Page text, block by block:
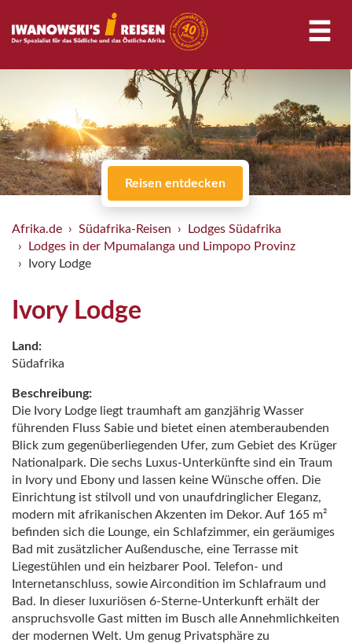
Reisen entdecken
Afrika.de Südafrika-Reisen
Lodges Südafrika
Lodges in der Mpumalanga und Limpopo Provinz
Ivory Lodge
Ivory Lodge
Land:
Südafrika
Beschreibung:
Die Ivory Lodge liegt traumhaft am ganzjährig Wasser
führenden Fluss Sabie und bietet einen atemberaubenden
Blick zum gegenüberliegenden Ufer, zum Gebiet des Krüger
Nationalpark. Die sechs Luxus-Unterkünfte sind ein Traum
in Ivory und Ebony und lassen keine Wünsche offen. Die
Einrichtung ist stilvoll und von unaufdringlicher Eleganz,
modern mit afrikanischen Akzenten im Dekor. Auf 165 m²
befinden sich die Lounge, ein Schlafzimmer, ein geräumiges
Bad mit zusätzlicher Außendusche, eine Terrasse mit
Liegestühlen und ein heizbarer Pool. Telefon- und
Internetanschluss, sowie Aircondition im Schlafraum und
Bad. In dieser luxuriösen 6-Sterne-Unterkunft erhält der
anspruchsvolle Gast mitten im Busch alle Annehmlichkeiten
der modernen Welt. Um genug Privatsphäre zu